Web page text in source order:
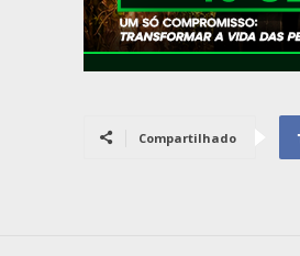
Compartilhado